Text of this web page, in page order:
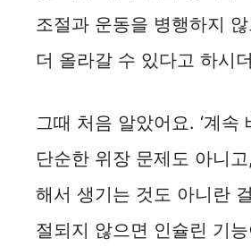
조절과 운동을 병행하지
더 올라갈 수 있다고 하시
그때 처음 알았어요. ‘계속
단순한 위장 문제도 아니
해서 생기는 것도 아니란
절되지 않으면 인슐린 기